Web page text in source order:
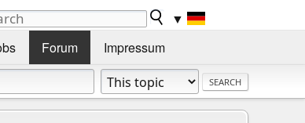
▼
Forum Impressum